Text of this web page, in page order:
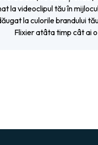
la videoclipul tău în
la culorile brandului
Flixier atâta timp cât ai